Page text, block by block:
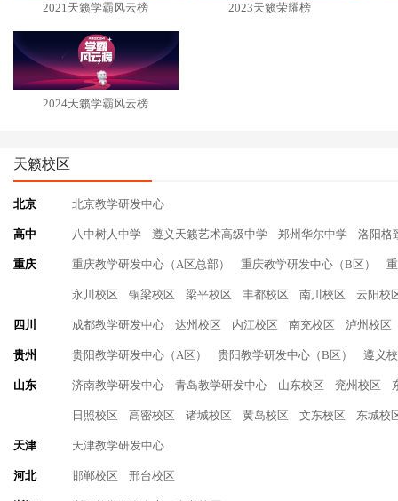
2021天籁学霸风云榜 2023天籁荣耀榜
2024天籁学霸风云榜
天籁校区
北京 北京教学研发中心
高中 八中树人中学 遵义天籁艺术高级中学 郑州华尔中学 洛阳格
重庆 重庆教学研发中心（A区总部） 重庆教学研发中心（B区）
永川校区 铜梁校区 梁平校区 丰都校区 南川校区 云阳校
四川 成都教学研发中心 达州校区 内江校区 南充校区 泸州校区
贵州 贵阳教学研发中心（A区） 贵阳教学研发中心（B区） 遵义
山东 济南教学研发中心 青岛教学研发中心 山东校区 兖州校区
日照校区 高密校区 诸城校区 黄岛校区 文东校区 东城校
天津 天津教学研发中心
河北 邯郸校区 邢台校区